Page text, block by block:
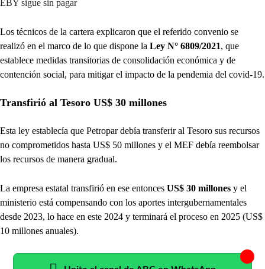
EBY sigue sin pagar
Los técnicos de la cartera explicaron que el referido convenio se
realizó en el marco de lo que dispone la Ley N° 6809/2021, que
establece medidas transitorias de consolidación económica y de
contención social, para mitigar el impacto de la pendemia del covid-19.
Transfirió al Tesoro US$ 30 millones
Esta ley establecía que Petropar debía transferir al Tesoro sus recursos
no comprometidos hasta US$ 50 millones y el MEF debía reembolsar
los recursos de manera gradual.
La empresa estatal transfirió en ese entonces US$ 30 millones y el
ministerio está compensando con los aportes intergubernamentales
desde 2023, lo hace en este 2024 y terminará el proceso en 2025 (US$
10 millones anuales).